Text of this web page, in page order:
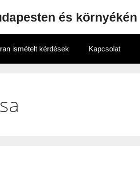
és környékén
ismételt kérdések Kapcsolat